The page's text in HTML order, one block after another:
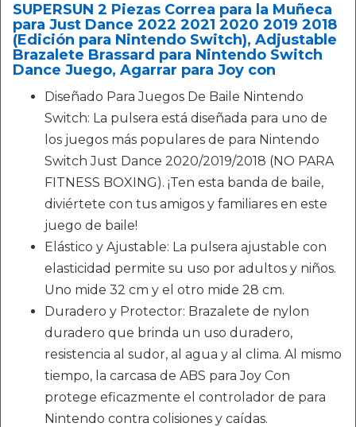
SUPERSUN 2 Piezas Correa para la Muñeca
para Just Dance 2022 2021 2020 2019 2018
(Edición para Nintendo Switch), Adjustable
Brazalete Brassard para Nintendo Switch
Dance Juego, Agarrar para Joy con
Diseñado Para Juegos De Baile Nintendo
Switch: La pulsera está diseñada para uno de
los juegos más populares de para Nintendo
Switch Just Dance 2020/2019/2018 (NO PARA
FITNESS BOXING). ¡Ten esta banda de baile,
diviértete con tus amigos y familiares en este
juego de baile!
Elástico y Ajustable: La pulsera ajustable con
elasticidad permite su uso por adultos y niños.
Uno mide 32 cm y el otro mide 28 cm.
Duradero y Protector: Brazalete de nylon
duradero que brinda un uso duradero,
resistencia al sudor, al agua y al clima. Al mismo
tiempo, la carcasa de ABS para Joy Con
protege eficazmente el controlador de para
Nintendo contra colisiones y caídas.